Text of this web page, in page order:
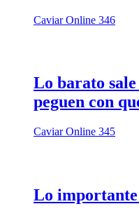
Caviar Online 346
Lo barato
peguen con
Caviar Online 345
Lo